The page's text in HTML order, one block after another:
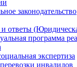
законодательство
ответы
программа
экспертиза
инвалидов